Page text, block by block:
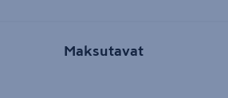
Maksutavat